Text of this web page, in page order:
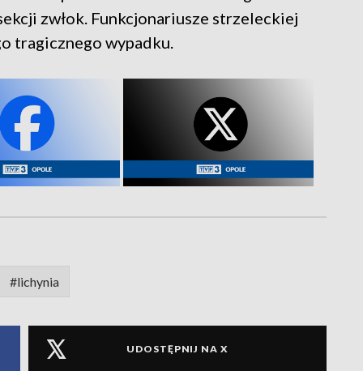
zwłok. Funkcjonariusze strzeleckiej
tragicznego wypadku.
#lichynia
UDOSTĘPNIJ NA X